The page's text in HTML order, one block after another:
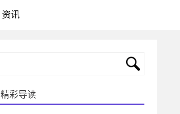
资讯
精彩导读